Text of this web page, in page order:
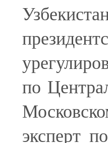
по
эксперт